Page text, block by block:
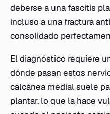
deberse a una fascitis
incluso a una fractura
consolidado
El diagnóstico requiere
dónde pasan estos
calcánea medial suele
plantar, lo que la hace